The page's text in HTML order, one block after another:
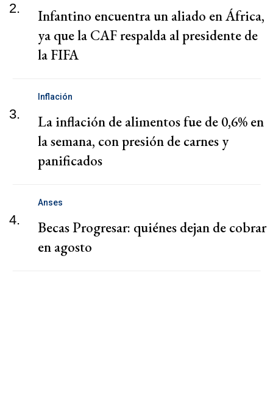
2.
Infantino encuentra un aliado en África,
ya que la CAF respalda al presidente de
la FIFA
3.
Inflación
La inflación de alimentos fue de 0,6% en
la semana, con presión de carnes y
panificados
4.
Anses
Becas Progresar: quiénes dejan de cobrar
en agosto